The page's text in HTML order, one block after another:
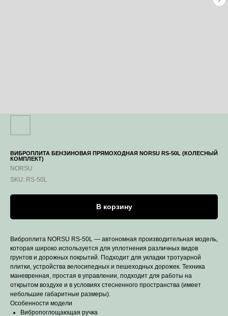
ВИБРОПЛИТА БЕНЗИНОВАЯ ПРЯМОХОДНАЯ NORSU RS-50L (КОЛЕСНЫЙ
КОМПЛЕКТ)
NORSU
SKU: RS-50L
В корзину
Виброплита NORSU RS-50L — автономная производительная модель,
которая широко используется для уплотнения различных видов
грунтов и дорожных покрытий. Подходит для укладки тротуарной
плитки, устройства велосипедных и пешеходных дорожек. Техника
маневренная, простая в управлении, подходит для работы на
открытом воздухе и в условиях стесненного пространства (имеет
небольшие габаритные размеры).
Особенности модели
Вибропоглощающая ручка